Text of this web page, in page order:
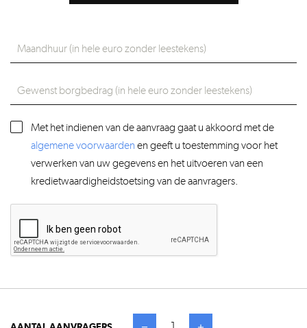
Met het indienen van de aanvraag gaat u akkoord met de
algemene voorwaarden en geeft u toestemming voor het
verwerken van uw gegevens en het uitvoeren van een
kredietwaardigheidstoetsing van de aanvragers.